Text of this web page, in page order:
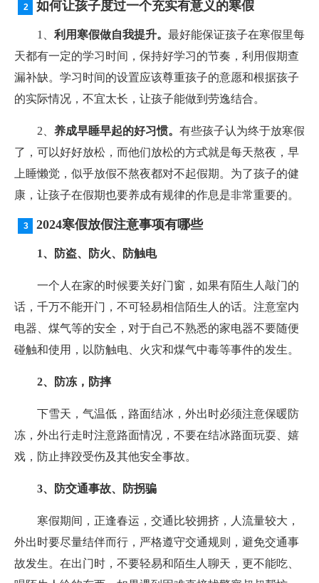
如何让孩子度过一个充实有意义的寒假
1、 利用寒假做自我提升。 最好能保证孩子在寒假里每
天都有一定的学习时间，保持好学习的节奏，利用假期查
漏补缺。学习时间的设置应该尊重孩子的意愿和根据孩子
的实际情况，不宜太长，让孩子能做到劳逸结合。
2、 养成早睡早起的好习惯。 有些孩子认为终于放寒假
了，可以好好放松，而他们放松的方式就是每天熬夜，早
上睡懒觉，似乎放假不熬夜都对不起假期。为了孩子的健
康，让孩子在假期也要养成有规律的作息是非常重要的。
2024寒假放假注意事项有哪些
1、防盗、防火、防触电
一个人在家的时候要关好门窗，如果有陌生人敲门的
话，千万不能开门，不可轻易相信陌生人的话。注意室内
电器、煤气等的安全，对于自己不熟悉的家电器不要随便
碰触和使用，以防触电、火灾和煤气中毒等事件的发生。
2、防冻，防摔
下雪天，气温低，路面结冰，外出时必须注意保暖防
冻，外出行走时注意路面情况，不要在结冰路面玩耍、嬉
戏，防止摔跤受伤及其他安全事故。
3、防交通事故、防拐骗
寒假期间，正逢春运，交通比较拥挤，人流量较大，
外出时要尽量结伴而行，严格遵守交通规则，避免交通事
故发生。在出门时，不要轻易和陌生人聊天，更不能吃、